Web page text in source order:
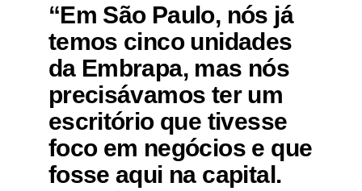
“Em São Paulo, nós já
temos cinco unidades
da Embrapa, mas nós
precisávamos ter um
escritório que tivesse
foco em negócios e que
fosse aqui na capital.